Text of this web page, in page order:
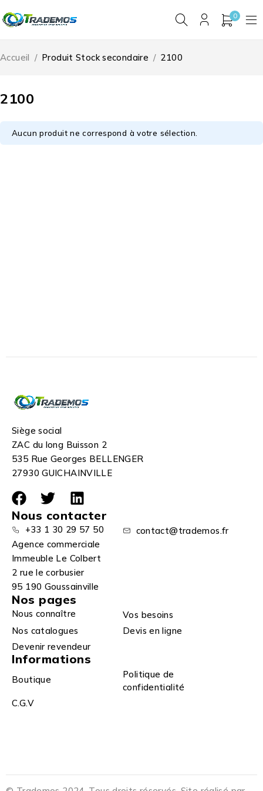
0
2100
Accueil / Produit Stock secondaire / 2100
Aucun produit ne correspond à votre sélection.
Siège social
ZAC du long Buisson 2
535 Rue Georges BELLENGER
27930 GUICHAINVILLE
Nous contacter
+33 1 30 29 57 50
contact@trademos.fr
Agence commerciale
Immeuble Le Colbert
2 rue le corbusier
95 190 Goussainville
Nos pages
Nous connaître
Vos besoins
Nos catalogues
Devis en ligne
Devenir revendeur
Informations
Boutique
Politique de
confidentialité
C.G.V